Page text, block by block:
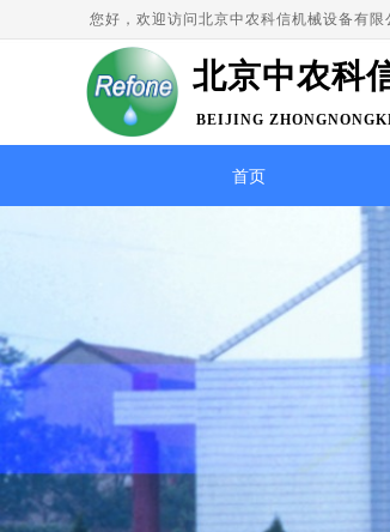
您好，欢迎访问北京中农科信机械设备有限
BEIJING
北京中农科
首页